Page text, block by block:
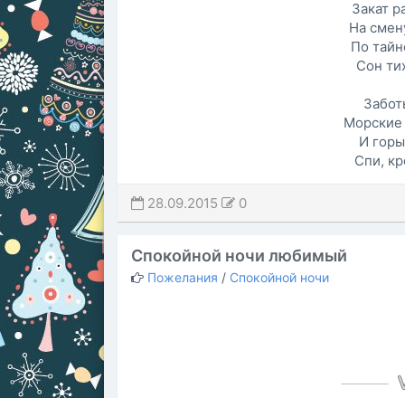
Закат
На
По
Сон
Морские
И
Спи,
28.09.2015 0
Спокойной ночи любимый
Пожелания / Спокойной ночи